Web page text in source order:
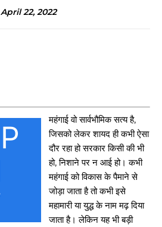
April 22, 2022
महंगाई वो सार्वभौमिक सत्य है,
जिसको लेकर शायद ही कभी ऐसा
दौर रहा हो सरकार किसी की भी
हो, निशाने पर न आई हो। कभी
महंगाई को विकास के पैमाने से
जोड़ा जाता है तो कभी इसे
महामारी या युद्ध के नाम मढ़ दिया
जाता है। लेकिन यह भी बड़ी